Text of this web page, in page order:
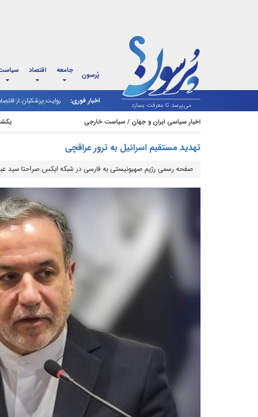
می‌پرسد تا معرفت بسازد
پُرسون جامعه اقتصاد
اخبار فوری:
روایت پزشکیان از
اخبار سیاسی ایران و جهان /سیاست خارجی یکشنبه 8 تیر
تهدید مستقیم اسرائیل به ترور عراقچی
صفحه رسمی رژیم صهیونیستی به فارسی در شبکه ایکس صراحتا سید